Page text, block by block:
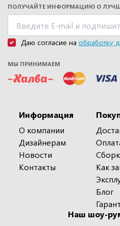
ПОЛУЧАЙТЕ ИНФОРМАЦИЮ О
Даю согласие на обработку
МЫ ПРИНИМАЕМ
Информация
О компании
Дизайнерам
Новости
Контакты
Как
Блог
Наш шоу-